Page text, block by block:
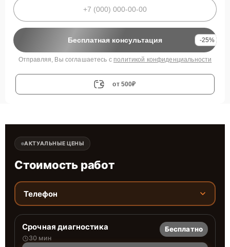
Бесплатная консультация -25%
Отправляя, Вы соглашаетесь с политикой конфиденциальности
от 500₽
АКТУАЛЬНЫЕ ЦЕНЫ
Стоимость работ
Телефон
Срочная диагностика
30 мин
Бесплатно